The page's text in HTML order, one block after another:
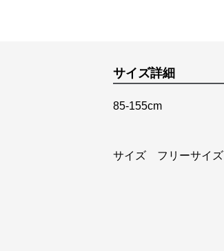
サイズ詳細
85-155cm
サイズ フリーサイズ